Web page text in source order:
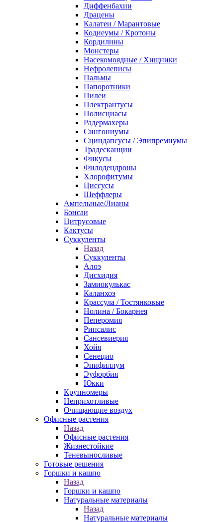
Диффенбахии
Драцены
Калатеи / Марантовые
Кодиеумы / Кротоны
Кордилины
Монстеры
Насекомоядные / Хищники
Нефролеписы
Пальмы
Папоротники
Пилеи
Плектрантусы
Полисциасы
Радермахеры
Сингониумы
Сциндапсусы / Эпипремнумы
Традесканции
Фикусы
Филодендроны
Хлорофитумы
Циссусы
Шеффлеры
Ампельные/Лианы
Бонсаи
Цитрусовые
Кактусы
Суккуленты
Назад
Суккуленты
Алоэ
Дисхидия
Замиокулькас
Каланхоэ
Крассула / Тостянковые
Нолина / Бокарнея
Пеперомия
Рипсалис
Сансевиерия
Хойя
Сенецио
Эпифиллум
Эуфорбия
Юкки
Крупномеры
Неприхотливые
Очищающие воздух
Офисные растения
Назад
Офисные растения
Жизнестойкие
Теневыносливые
Готовые решения
Горшки и кашпо
Назад
Горшки и кашпо
Натуральные материалы
Назад
Натуральные материалы